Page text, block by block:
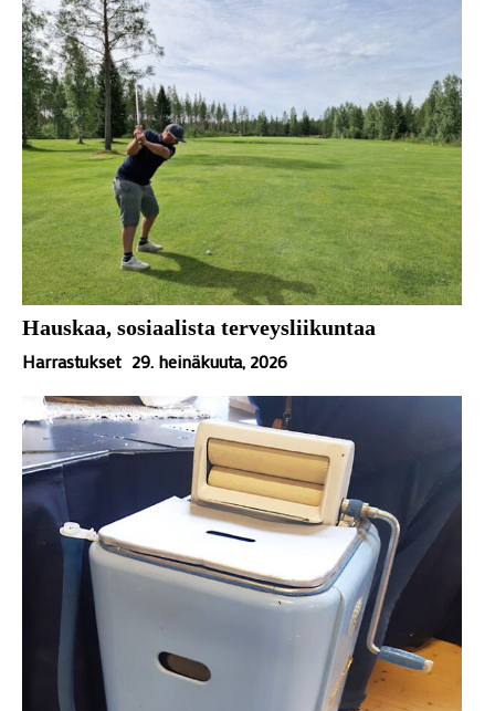
Hauskaa, sosiaalista terveysliikuntaa
Harrastukset 29. heinäkuuta, 2026